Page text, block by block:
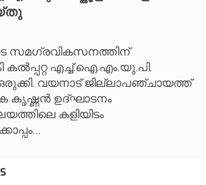
സമഗ്രവികസനത്തിന്
എച്ച്.ഐ.എം.യു.പി.
ഒരുക്കി. വയനാട് ജില്ലാപഞ്ചായത്ത്
കൃഷ്ണൻ ഉദ്ഘാടനം
കളിയിടം